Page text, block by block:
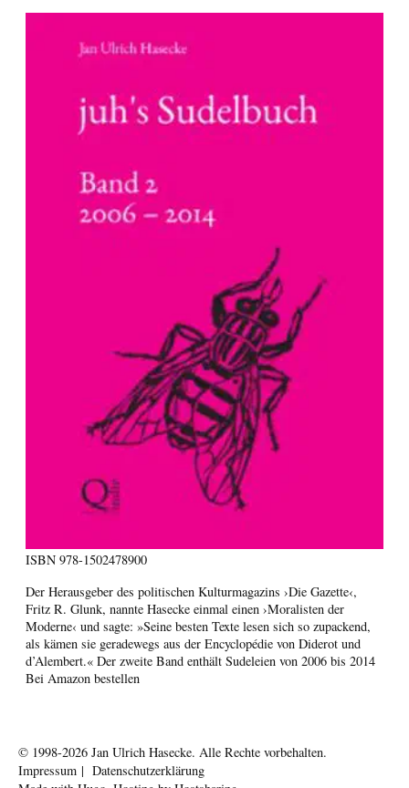
ISBN 978-1502478900
Der Herausgeber des politischen Kulturmagazins ›Die Gazette‹,
Fritz R. Glunk, nannte Hasecke einmal einen ›Moralisten der
Moderne‹ und sagte: »Seine besten Texte lesen sich so zupackend,
als kämen sie geradewegs aus der Encyclopédie von Diderot und
d’Alembert.« Der zweite Band enthält Sudeleien von 2006 bis 2014
Bei Amazon bestellen
© 1998-2026 Jan Ulrich Hasecke. Alle Rechte vorbehalten.
Impressum | Datenschutzerklärung